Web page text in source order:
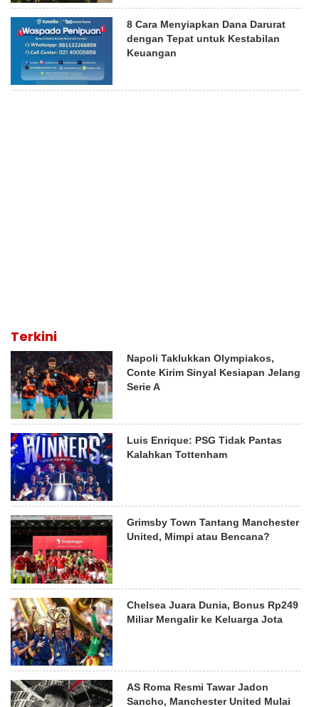
8 Cara Menyiapkan Dana Darurat
dengan Tepat untuk Kestabilan
Keuangan
Terkini
Napoli Taklukkan Olympiakos,
Conte Kirim Sinyal Kesiapan Jelang
Serie A
Luis Enrique: PSG Tidak Pantas
Kalahkan Tottenham
Grimsby Town Tantang Manchester
United, Mimpi atau Bencana?
Chelsea Juara Dunia, Bonus Rp249
Miliar Mengalir ke Keluarga Jota
AS Roma Resmi Tawar Jadon
Sancho, Manchester United Mulai